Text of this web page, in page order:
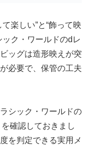
楽しい”と“飾って映
ック・ワールドのdレ
ッグは造形映えが突
必要で、保管の工夫
シック・ワールドの
確認しておきまし
を判定できる実用メ